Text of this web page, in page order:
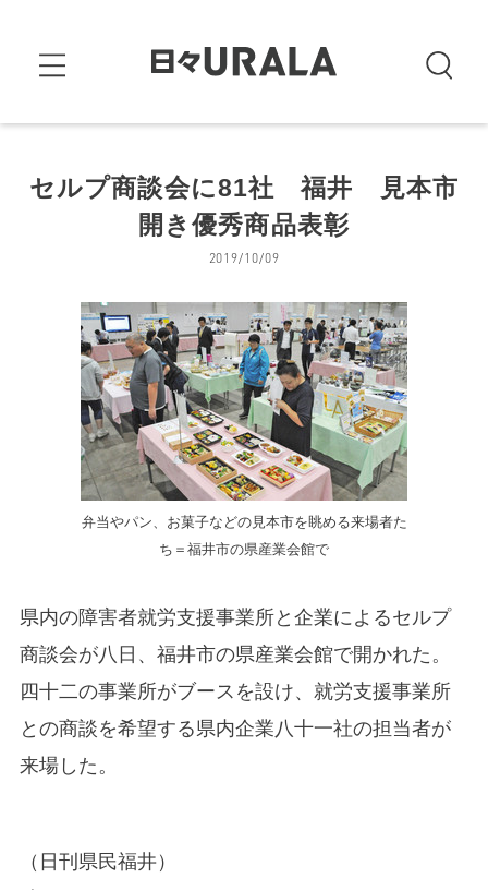
セルプ商談会に81社 福井 見本市
開き優秀商品表彰
2019/10/09
弁当やパン、お菓子などの見本市を眺める来場者た
ち＝福井市の県産業会館で
県内の障害者就労支援事業所と企業によるセルプ
商談会が八日、福井市の県産業会館で開かれた。
四十二の事業所がブースを設け、就労支援事業所
との商談を希望する県内企業八十一社の担当者が
来場した。
（日刊県民福井）